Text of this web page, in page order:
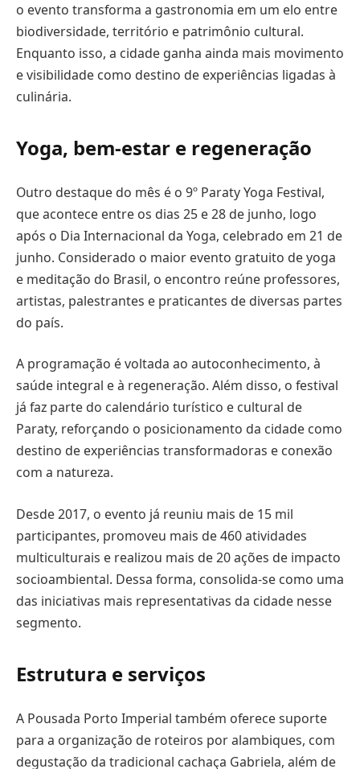
o evento transforma a gastronomia em um elo entre
biodiversidade, território e patrimônio cultural.
Enquanto isso, a cidade ganha ainda mais movimento
e visibilidade como destino de experiências ligadas à
culinária.
Yoga, bem-estar e regeneração
Outro destaque do mês é o 9º Paraty Yoga Festival,
que acontece entre os dias 25 e 28 de junho, logo
após o Dia Internacional da Yoga, celebrado em 21 de
junho. Considerado o maior evento gratuito de yoga
e meditação do Brasil, o encontro reúne professores,
artistas, palestrantes e praticantes de diversas partes
do país.
A programação é voltada ao autoconhecimento, à
saúde integral e à regeneração. Além disso, o festival
já faz parte do calendário turístico e cultural de
Paraty, reforçando o posicionamento da cidade como
destino de experiências transformadoras e conexão
com a natureza.
Desde 2017, o evento já reuniu mais de 15 mil
participantes, promoveu mais de 460 atividades
multiculturais e realizou mais de 20 ações de impacto
socioambiental. Dessa forma, consolida-se como uma
das iniciativas mais representativas da cidade nesse
segmento.
Estrutura e serviços
A Pousada Porto Imperial também oferece suporte
para a organização de roteiros por alambiques, com
degustação da tradicional cachaça Gabriela, além de